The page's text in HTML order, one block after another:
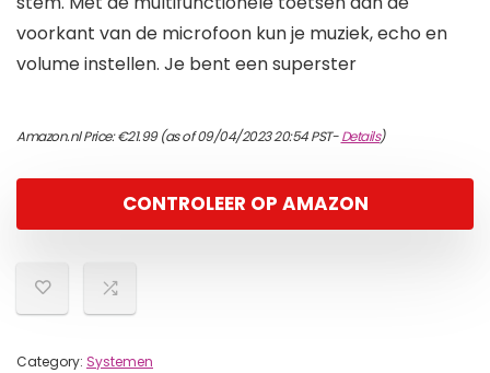
voorkant van de microfoon kun je muziek, echo en
volume instellen. Je bent een superster
Amazon.nl Price:€21.99(as of 09/04/2023 20:54 PST-Details)
CONTROLEER OP AMAZON
Category: Systemen